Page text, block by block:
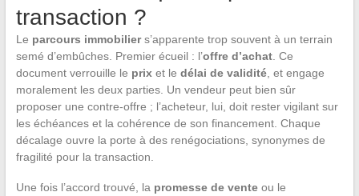
transaction ?
Le parcours immobiliers’apparente trop souvent à un terrain
semé d’embûches. Premier écueil : l’offre d’achat. Ce
document verrouille le prixet le délai de validité, et engage
moralement les deux parties. Un vendeur peut bien sûr
proposer une contre-offre ; l’acheteur, lui, doit rester vigilant sur
les échéances et la cohérence de son financement. Chaque
décalage ouvre la porte à des renégociations, synonymes de
fragilité pour la transaction.
Une fois l’accord trouvé, la promesse de venteou le